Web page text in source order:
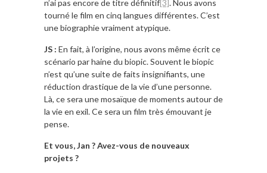
n’ai pas encore de titre définitif[3]. Nous avons
tourné le film en cinq langues différentes. C’est
une biographie vraiment atypique.
JS : En fait, à l’origine, nous avons même écrit ce
scénario par haine du biopic. Souvent le biopic
n’est qu’une suite de faits insignifiants, une
réduction drastique de la vie d’une personne.
Là, ce sera une mosaïque de moments autour de
la vie en exil. Ce sera un film très émouvant je
pense.
Et vous, Jan ? Avez-vous de nouveaux
projets ?